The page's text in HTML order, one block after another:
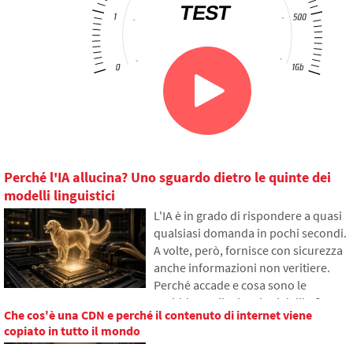
Perché l'IA allucina? Uno sguardo dietro le quinte dei
modelli linguistici
L'IA è in grado di rispondere a quasi
qualsiasi domanda in pochi secondi.
A volte, però, fornisce con sicurezza
anche informazioni non veritiere.
Perché accade e cosa sono le
cosiddette allucinazioni dell'IA?
Nell'articolo spiegheremo come
Che cos'è una CDN e perché il contenuto di internet viene
copiato in tutto il mondo